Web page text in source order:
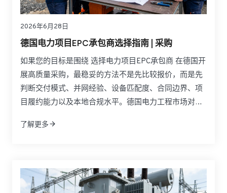
2026年6月28日
德国电力项目EPC承包商选择指南 | 采购
如果您的目标是围绕 选择电力项目EPC承包商 在德国开
展高质量采购，最稳妥的方法不是先比较报价，而是先
判断交付模式、并网经验、设备匹配度、合同边界、项
目履约能力以及本地合规水平。德国电力工程市场对
能源并网、储能系统部署、电网升级、CE合规、调试文
同时具备工程总承包能力、设备整合能力和跨区域交付
能力。
了解更多